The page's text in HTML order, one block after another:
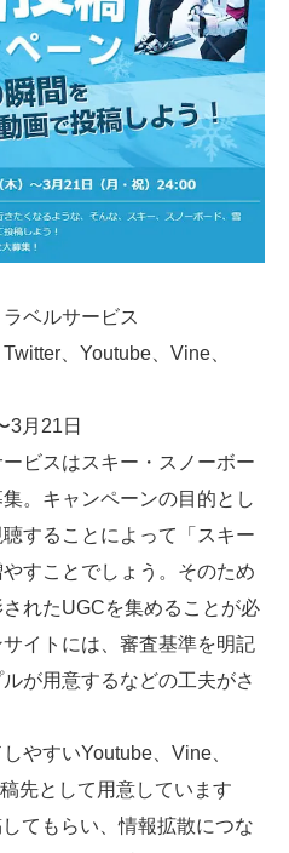
ベルサービス
、Youtube、Vine、
3月21日
ビスはスキー・スノーボー
。キャンペーンの目的とし
することによって「スキー
すことでしょう。そのため
れたUGCを集めることが必
イトには、審査基準を明記
が用意するなどの工夫がさ
やすいYoutube、Vine、
先として用意しています
てもらい、情報拡散につな